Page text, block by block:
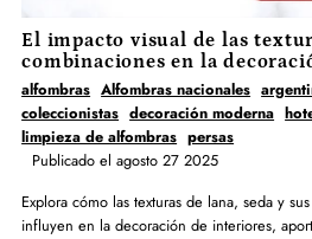
El impacto visual de las
combinaciones en la
alfombras Alfombras nacionales
coleccionistas decoración moderna
limpieza de alfombras persas
Publicado el agosto 27 2025
Explora cómo las texturas de lana, seda y
influyen en la decoración de interiores,